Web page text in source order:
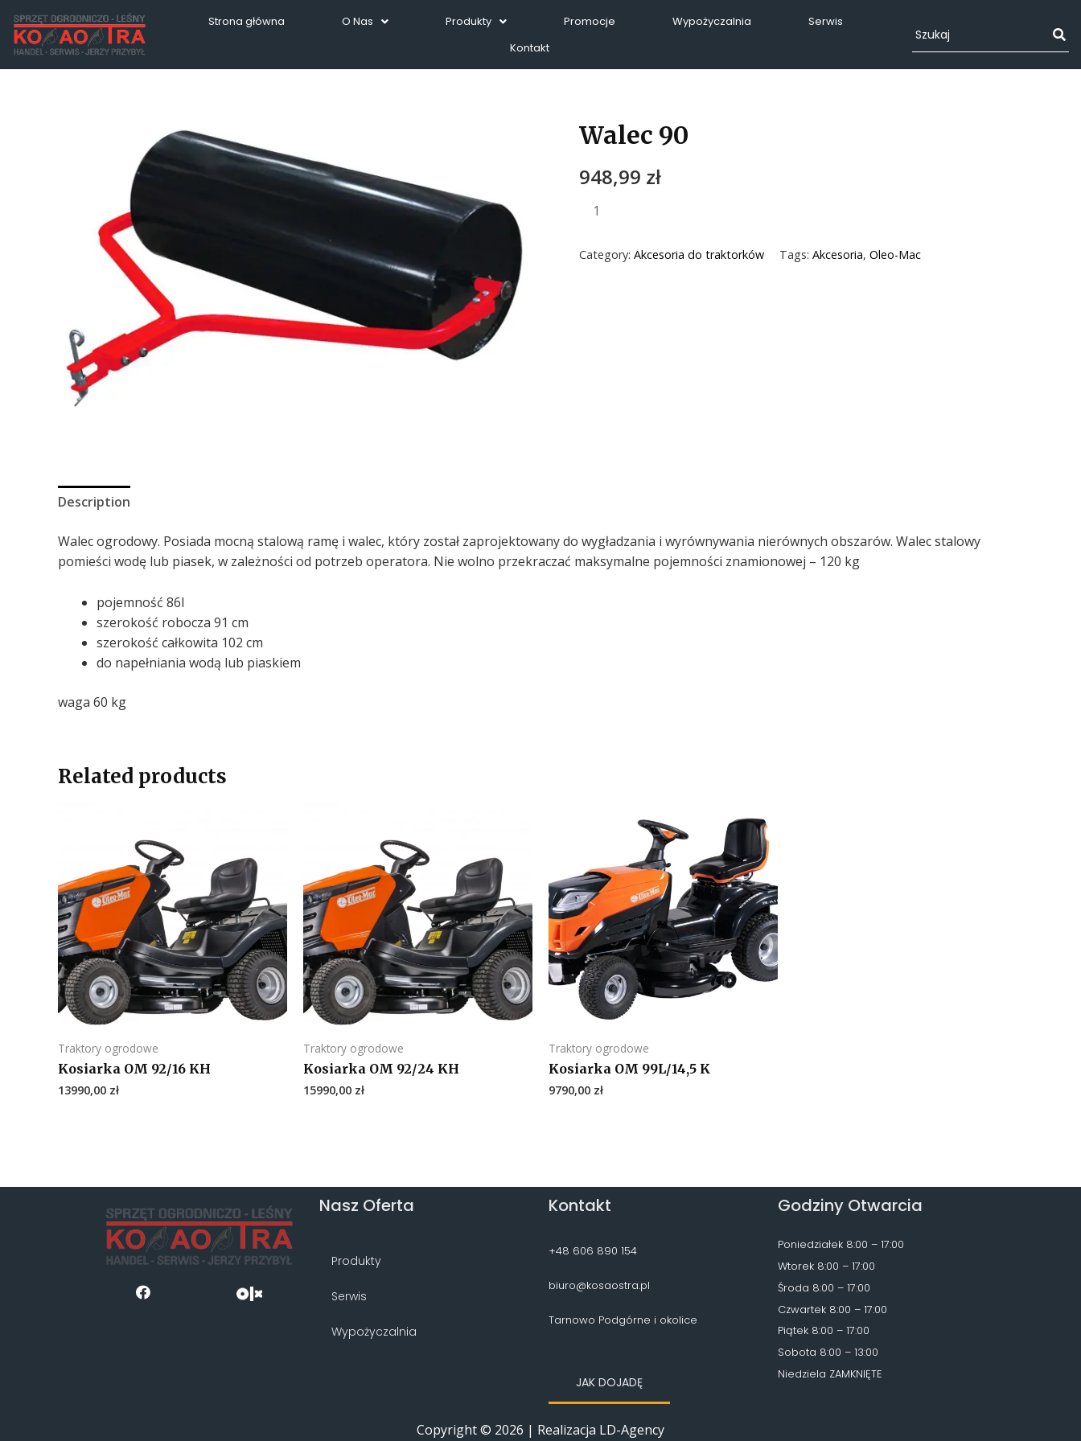
Strona główna O Nas Produkty Promocje Wypożyczalnia
Serwis
Kontakt
Walec 90
948,99 zł
Category: Akcesoria do traktorków Tags: Akcesoria, Oleo-Mac
Description
Walec ogrodowy. Posiada mocną stalową ramę i walec, który został zaprojektowany do wygładzania i wyrównywania nierównych obszarów. Walec stalowy
pomieści wodę lub piasek, w zależności od potrzeb operatora. Nie wolno przekraczać maksymalne pojemności znamionowej – 120 kg
pojemność 86l
szerokość robocza 91 cm
szerokość całkowita 102 cm
do napełniania wodą lub piaskiem
waga 60 kg
Related products
Traktory ogrodowe
Kosiarka OM 92/16 KH
13990,00 zł
Traktory ogrodowe
Kosiarka OM 92/24 KH
15990,00 zł
Traktory ogrodowe
Kosiarka OM 99L/14,5 K
9790,00 zł
Nasz Oferta
Produkty
Serwis
Wypożyczalnia
Kontakt
+48 606 890 154
biuro@kosaostra.pl
Tarnowo Podgórne i okolice
JAK DOJADĘ
Godziny Otwarcia
Poniedziałek 8:00 – 17:00
Wtorek 8:00 – 17:00
Środa 8:00 – 17:00
Czwartek 8:00 – 17:00
Piątek 8:00 – 17:00
Sobota 8:00 – 13:00
Niedziela ZAMKNIĘTE
Copyright © 2026 | Realizacja LD-Agency